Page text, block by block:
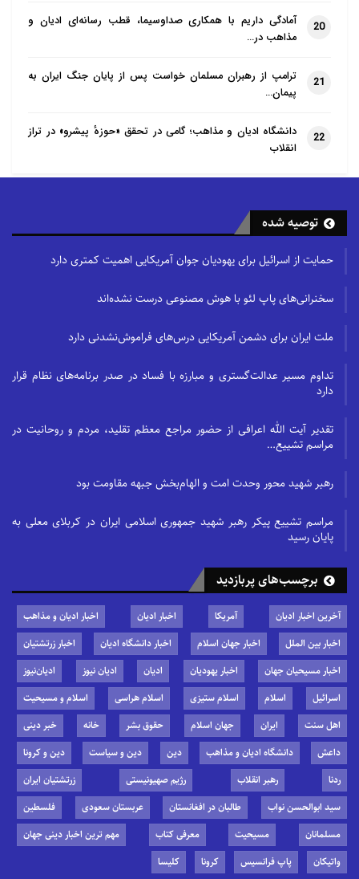
20
آمادگی داریم با همکاری صداوسیما، قطب رسانه‌ای ادیان و
مذاهب در…
21
ترامپ از رهبران مسلمان خواست پس از پایان جنگ ایران به
پیمان…
22
دانشگاه ادیان و مذاهب؛ گامی در تحقق «حوزهٔ پیشرو» در تراز
انقلاب
توصیه شده
حمایت از اسرائیل برای یهودیان جوان آمریکایی اهمیت کمتری دارد
سخنرانی‌های پاپ لئو با هوش مصنوعی درست نشده‌اند
ملت ایران برای دشمن آمریکایی درس‌های فراموش‌نشدنی دارد
تداوم مسیر عدالت‌گستری و مبارزه با فساد در صدر برنامه‌های نظام قرار
دارد
تقدیر آیت الله اعرافی از حضور مراجع معظم تقلید، مردم و روحانیت در
مراسم تشییع…
رهبر شهید محور وحدت امت و الهام‌بخش جبهه مقاومت بود
مراسم تشییع پیکر رهبر شهید جمهوری اسلامی ایران در کربلای معلی به
پایان رسید
برچسب‌های پربازدید
آخرین اخبار ادیان آمریکا اخبار ادیان
اخبار ادیان و مذاهب
اخبار بین الملل
اخبار جهان اسلام اخبار دانشگاه ادیان
اخبار زرتشتیان
اخبار مسیحیان جهان
اخبار یهودیان ادیان ادیان نیوز
ادیان‌نیوز
اسرائیل
اسلام اسلام ستیزی اسلام هراسی
اسلام و مسیحیت
اهل سنت
ایران جهان اسلام حقوق بشر خانه
خبر دینی
داعش
دانشگاه ادیان و مذاهب دین دین و سیاست
دین و کرونا
ردنا
رهبر انقلاب رژیم صهیونیستی
زرتشتیان ایران
سید ابوالحسن نواب
طالبان در افغانستان عربستان سعودی
فلسطین
مسلمانان
مسیحیت معرفی کتاب
مهم ترین اخبار دینی جهان
واتیکان
پاپ فرانسیس کرونا کلیسا